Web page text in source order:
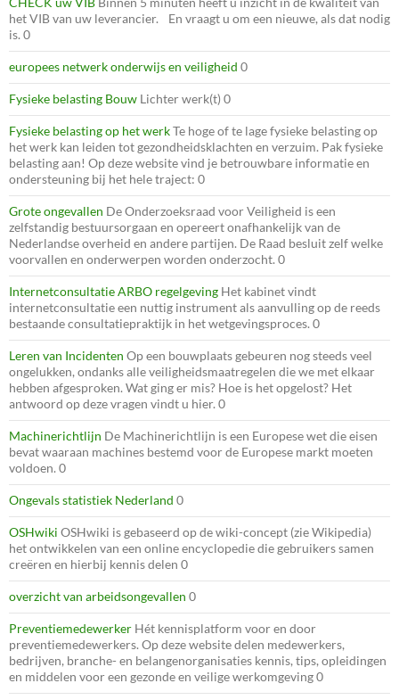
het VIB van uw leverancier. En vraagt u om een nieuwe, als dat nodig
is. 0
europees netwerk onderwijs en veiligheid 0
Fysieke belasting Bouw Lichter werk(t) 0
Fysieke belasting op het werkTe hoge of te lage fysieke belasting op
het werk kan leiden tot gezondheidsklachten en verzuim. Pak fysieke
belasting aan! Op deze website vind je betrouwbare informatie en
ondersteuning bij het hele traject: 0
Grote ongevallen De Onderzoeksraad voor Veiligheid is een
zelfstandig bestuursorgaan en opereert onafhankelijk van de
Nederlandse overheid en andere partijen. De Raad besluit zelf welke
voorvallen en onderwerpen worden onderzocht. 0
Internetconsultatie ARBO regelgeving Het kabinet vindt
internetconsultatie een nuttig instrument als aanvulling op de reeds
bestaande consultatiepraktijk in het wetgevingsproces. 0
Leren van Incidenten Op een bouwplaats gebeuren nog steeds veel
ongelukken, ondanks alle veiligheidsmaatregelen die we met elkaar
hebben afgesproken. Wat ging er mis? Hoe is het opgelost? Het
antwoord op deze vragen vindt u hier. 0
Machinerichtlijn De Machinerichtlijn is een Europese wet die eisen
bevat waaraan machines bestemd voor de Europese markt moeten
voldoen. 0
Ongevals statistiek Nederland 0
OSHwiki OSHwiki is gebaseerd op de wiki-concept (zie Wikipedia)
het ontwikkelen van een online encyclopedie die gebruikers samen
creëren en hierbij kennis delen 0
overzicht van arbeidsongevallen 0
Preventiemedewerker Hét kennisplatform voor en door
preventiemedewerkers. Op deze website delen medewerkers,
bedrijven, branche- en belangenorganisaties kennis, tips, opleidingen
en middelen voor een gezonde en veilige werkomgeving 0